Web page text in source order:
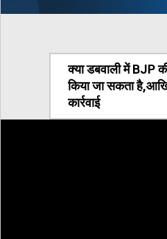
क्या डबवाली में BJP
किया जा सकता
कार्रवाई